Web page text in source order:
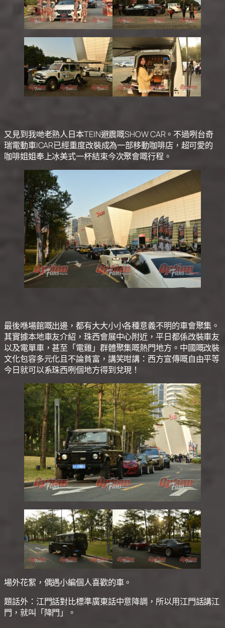
又見到我哋老熟人日本TEIN避震嘅SHOW CAR。不過咧台奇
瑞電動車ICAR已經重度改裝成為一部移動咖啡店，超可愛的
咖啡姐姐奉上冰美式一杯結束今次聚會嘅行程。
最後喺場館嘅出邊，都有大大小小各種意義不明的車會聚集。
其實據本地車友介紹，珠西會展中心附近，平日都係改裝車友
以及電單車，甚至「電雞」群體聚集嘅熱門地方。中國嘅改裝
文化包容多元化且不論貧富，講笑咁講：西方宣傳嘅自由平等
今日就可以系珠西咧個地方得到兌現！
場外花絮，偶遇小編個人喜歡的車。
題話外：江門話對比標準廣東話中意降調，所以用江門話講江
門，就叫「降門」。